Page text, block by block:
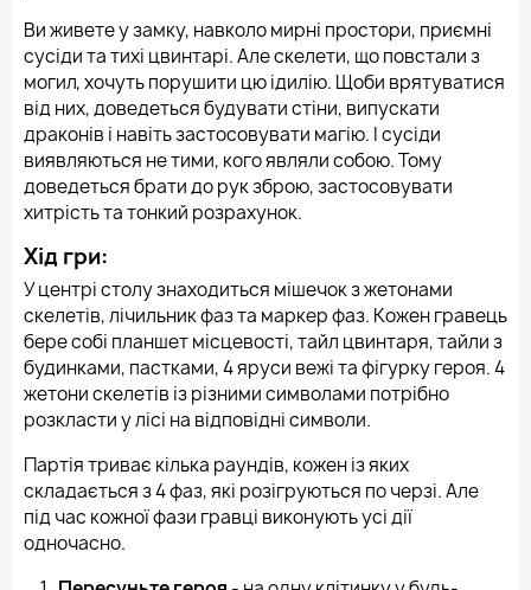
Ви живете у замку, навколо мирні простори, приємні
сусіди та тихі цвинтарі. Але скелети, що повстали з
могил, хочуть порушити цю ідилію. Щоби врятуватися
від них, доведеться будувати стіни, випускати
драконів і навіть застосовувати магію. І сусіди
виявляються не тими, кого являли собою. Тому
доведеться брати до рук зброю, застосовувати
хитрість та тонкий розрахунок.
Хід гри:
У центрі столу знаходиться мішечок з жетонами
скелетів, лічильник фаз та маркер фаз. Кожен гравець
бере собі планшет місцевості, тайл цвинтаря, тайли з
будинками, пастками, 4 яруси вежі та фігурку героя. 4
жетони скелетів із різними символами потрібно
розкласти у лісі на відповідні символи.
Партія триває кілька раундів, кожен із яких
складається з 4 фаз, які розігруються по черзі. Але
під час кожної фази гравці виконують усі дії
одночасно.